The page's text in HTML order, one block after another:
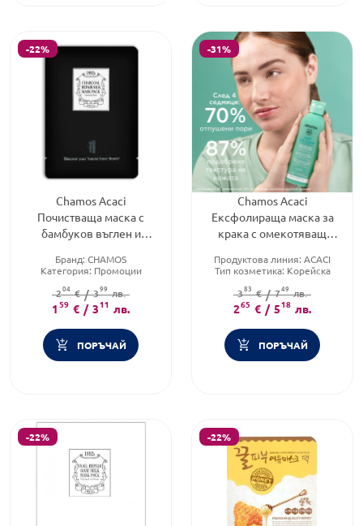
-22%
Chamos Acaci
Почистваща маска с
бамбуков въглен и
Бранд: CHAMOS
Категория: Промоции
204€ / 399 лв.
159 € / 311 лв.
ПОРЪЧАЙ
-31%
Chamos Acaci
Ексфолираща маска за
крака с омекотяващ
Продуктова линия: ACACI
Тип козметика: Корейска
Форма на продукта:маска
383 € / 749 лв.
265 € / 518 лв.
ПОРЪЧАЙ
-22% -22%